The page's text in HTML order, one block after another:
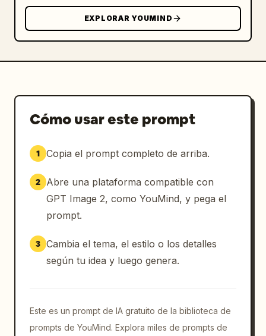
contemplativa. Añada exactamente 1 sol o luna
color durazno cerca del centro superior.
Añada exactamente 1 rama pequeña con hojas
pastel, iluminación cinematográfica suave,
estética curativa japonesa/china tranquila,
arquitectura imposible similar al juego
esmeriladas, verde menta apagado, cian
detalles en naranja. Tipografía elegante y
delgada, composición equilibrada, diseño
editorial refinado.
Restricciones: Mantenga un ambiente pacífico
y espacioso. No añada personajes adicionales,
vehículos, logotipos ni elementos
fondo de pantalla.
EXPLORAR YOUMIND
Cómo usar este prompt
1 Copia el prompt completo de arriba.
2
Abre una plataforma compatible con
GPT Image 2, como YouMind, y pega el
prompt.
3 Cambia el tema, el estilo o los detalles
según tu idea y luego genera.
Este es un prompt de IA gratuito de la biblioteca de
prompts de YouMind. Explora miles de prompts de